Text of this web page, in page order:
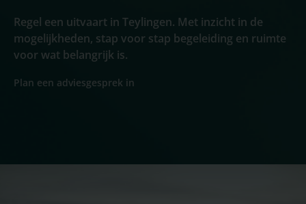
Regel een uitvaart in Teylingen. Met inzicht in de
mogelijkheden, stap voor stap begeleiding en ruimte
voor wat belangrijk is.
Plan een adviesgesprek in